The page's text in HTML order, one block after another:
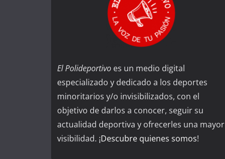
El Polideportivo es un medio digital
especializado y dedicado a los deportes
minoritarios y/o invisibilizados, con el
objetivo de darlos a conocer, seguir su
actualidad deportiva y ofrecerles una mayor
visibilidad. ¡Descubre quienes somos!